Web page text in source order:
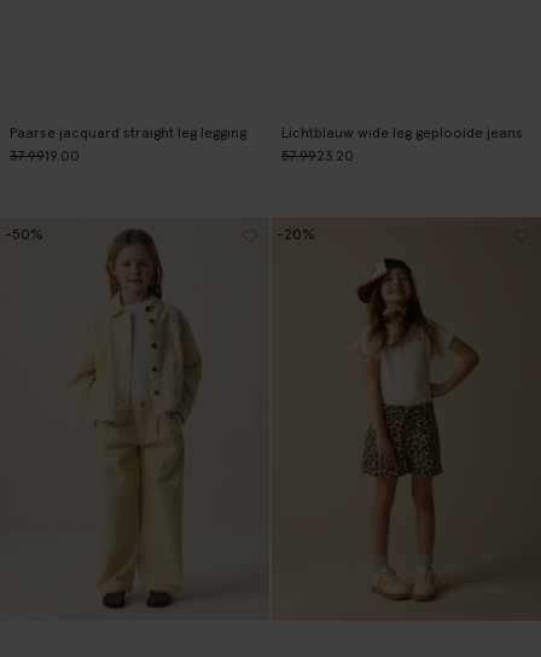
Paarse jacquard straight leg legging
37.9919.00
Lichtblauw wide leg geplooide jeans
57.9923.20
-50% -20%